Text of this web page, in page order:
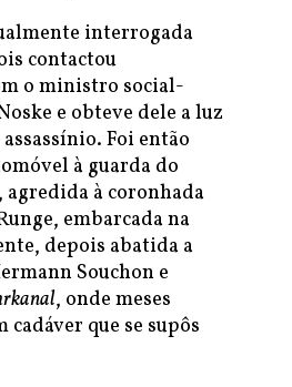
interrogada
contactou
o ministro social-
e obteve dele a luz
Foi então
à guarda do
à coronhada
embarcada na
depois abatida a
Souchon e
, onde meses
cadáver que se supôs